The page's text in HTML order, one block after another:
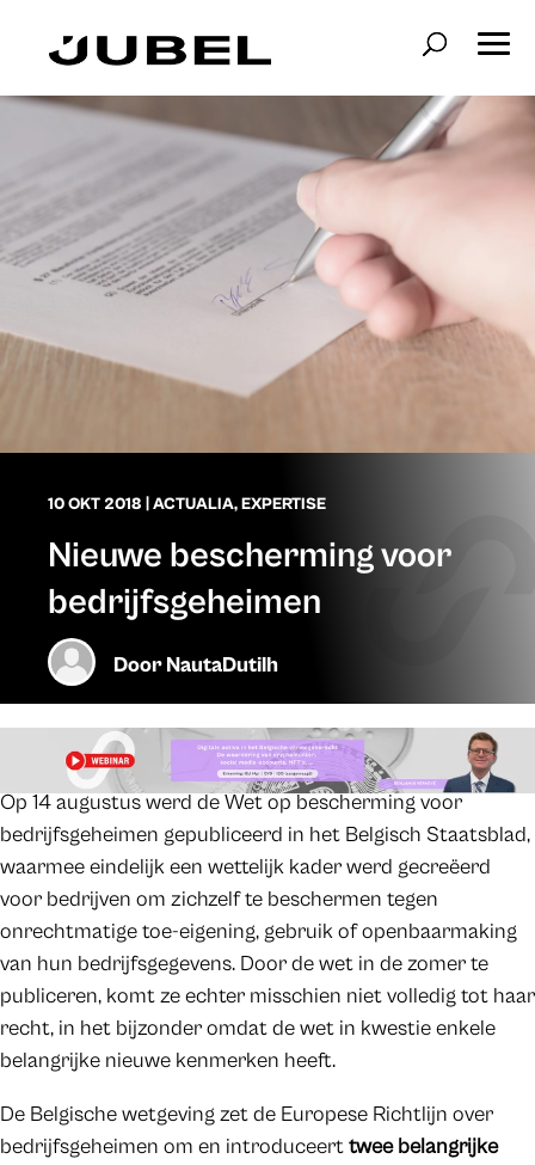
10 OKT 2018 ACTUALIA,EXPERTISE
Nieuwe bescherming voor
bedrijfsgeheimen
DoorNautaDutilh
Op 14 augustus werd de Wet op bescherming voor
bedrijfsgeheimen gepubliceerd in het Belgisch Staatsblad,
waarmee eindelijk een wettelijk kader werd gecreëerd
voor bedrijven om zichzelf te beschermen tegen
onrechtmatige toe-eigening, gebruik of openbaarmaking
van hun bedrijfsgegevens. Door de wet in de zomer te
publiceren, komt ze echter misschien niet volledig tot haar
recht, in het bijzonder omdat de wet in kwestie enkele
belangrijke nieuwe kenmerken heeft.
De Belgische wetgeving zet de Europese Richtlijn over
bedrijfsgeheimen om en introduceerttwee belangrijke